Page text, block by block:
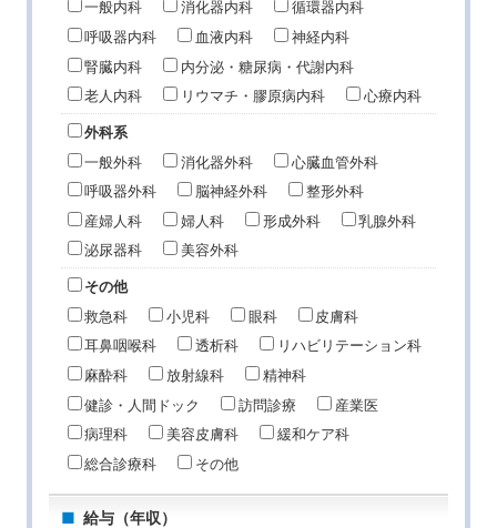
一般内科 消化器内科 循環器内科
呼吸器内科 血液内科 神経内科
腎臓内科 内分泌・糖尿病・代謝内科
老人内科 リウマチ・膠原病内科 心療内科
外科系
一般外科 消化器外科 心臓血管外科
呼吸器外科 脳神経外科 整形外科
産婦人科 婦人科 形成外科 乳腺外科
泌尿器科 美容外科
その他
救急科 小児科 眼科 皮膚科
耳鼻咽喉科 透析科 リハビリテーション科
麻酔科 放射線科 精神科
健診・人間ドック 訪問診療 産業医
病理科 美容皮膚科 緩和ケア科
総合診療科 その他
給与（年収）